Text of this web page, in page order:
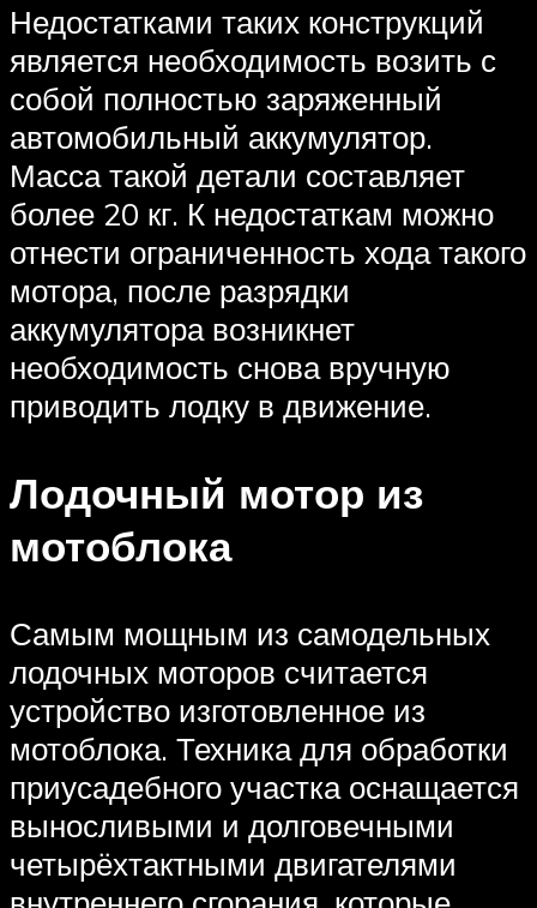
Недостатками таких конструкций
является необходимость возить с
собой полностью заряженный
автомобильный аккумулятор.
Масса такой детали составляет
более 20 кг. К недостаткам можно
отнести ограниченность хода такого
мотора, после разрядки
аккумулятора возникнет
необходимость снова вручную
приводить лодку в движение.
Лодочный мотор из
мотоблока
Самым мощным из самодельных
лодочных моторов считается
устройство изготовленное из
мотоблока. Техника для обработки
приусадебного участка оснащается
выносливыми и долговечными
четырёхтактными двигателями